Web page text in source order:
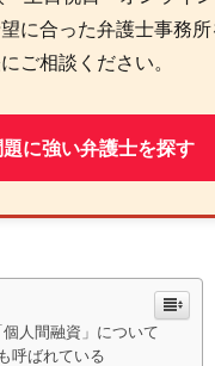
に合った弁護士事務所
ご相談ください。
に強い弁護士を探す
人間融資」について
呼ばれている